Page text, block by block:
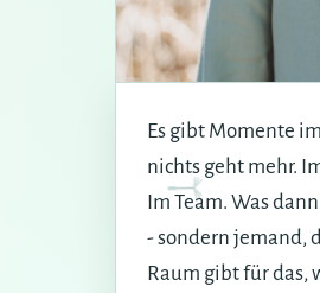
Es gibt Momente
nichts geht mehr.
Im Team. Was
- sondern jemand,
Raum gibt für das,